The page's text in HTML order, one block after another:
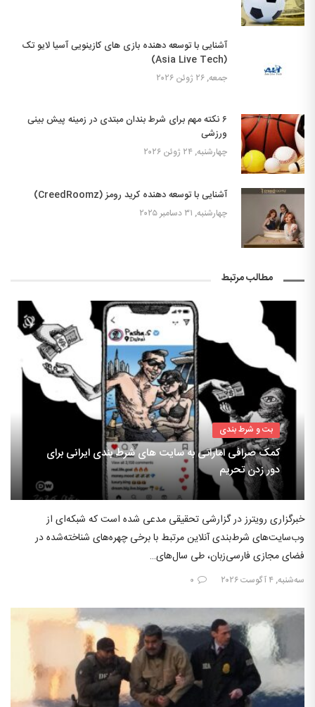
آشنایی با توسعه دهنده بازی های کازینویی آسیا لایو تک
(Asia Live Tech)
جمعه, ۲۶ ژوئن ۲۰۲۶
۶ نکته مهم برای شرط بندان مبتدی در زمینه پیش بینی
ورزشی
چهارشنبه, ۲۴ ژوئن ۲۰۲۶
آشنایی با توسعه دهنده کرید رومز (CreedRoomz)
چهارشنبه, ۳۱ دسامبر ۲۰۲۵
مطالب مرتبط
بت و شرط بندی
کمک صرافی اماراتی به سایت های شرط بندی ایرانی برای
دور زدن تحریم
خبرگزاری رویترز در گزارشی تحقیقی مدعی شده است که شبکه‌ای از
وب‌سایت‌های شرط‌بندی آنلاین مرتبط با برخی چهره‌های شناخته‌شده در
فضای مجازی فارسی‌زبان، طی سال‌های…
سه‌شنبه, ۴ آگوست ۲۰۲۶ ۰